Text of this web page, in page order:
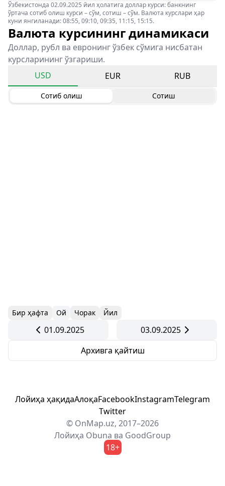
Ўзбекистонда 02.09.2025 йил ҳолатига доллар курси: банкнинг
ўртача сотиб олиш курси – сўм, сотиш – сўм. Валюта курслари ҳар
куни янгиланади: 08:55, 09:10, 09:35, 11:15, 15:15.
Валюта курсининг динамикаси
Доллар, рубл ва евронинг ўзбек сўмига нисбатан
курсларининг ўзгариши.
USD
EUR RUB
Сотиб олиш Сотиш
Бир ҳафта Ой Чорак Йил
01.09.2025
03.09.2025
Архивга қайтиш
Лойиҳа ҳақидаАлоқаFacebookInstagramTelegram
Twitter
© OnMap.uz, 2017–2026
Лойиҳа Obuna ва GoodGroup
18+